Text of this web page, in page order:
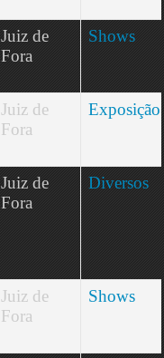
Juiz de
Fora
Shows
Juiz de
Fora
Exposição
Juiz de
Fora
Diversos
Juiz de
Fora
Shows